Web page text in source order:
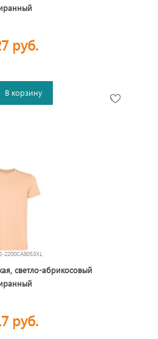
руб.
В корзину
2200CA8053XL
светло-абрикосовый
руб.